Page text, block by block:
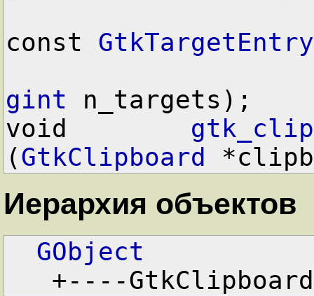
const GtkTargetEntry
gint n_targets);
void
(GtkClipboard
Иерархия объектов
GObject
   +----GtkClipboard